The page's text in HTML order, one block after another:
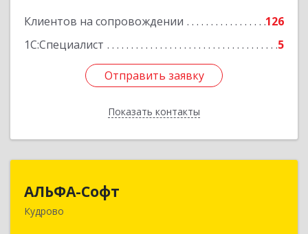
Клиентов на сопровождении
126
1С:Специалист
5
Отправить заявку
Показать контакты
Подробнее
Отправить заявку
Назад
АЛЬФА-Софт
Кудрово
188692, Ленинградская обл, Всеволожский м.р-